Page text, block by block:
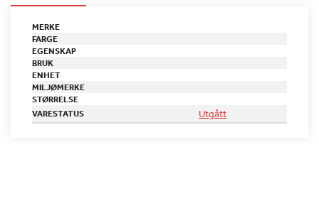
MERKE
FARGE
EGENSKAP
BRUK
ENHET
MILJØMERKE
STØRRELSE
VARESTATUS
Utgått